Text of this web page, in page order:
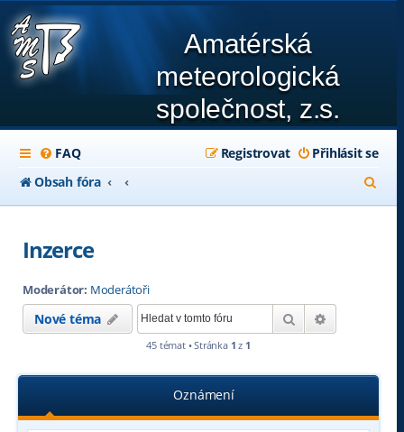
Amatérská
meteorologická
společnost, z.s.
FAQ Přihlásit se
Registrovat
Obsah fóra
l
Inzerce
Moderátor: Moderátoři
Nové téma Hledat
45 témat • Stránka 1 z 1
Oznámení